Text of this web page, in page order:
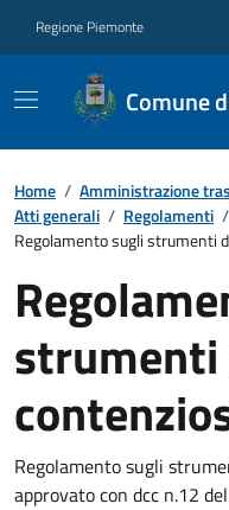
Regione Piemonte
Comune
Home / Amministrazione
Atti generali / Regolamenti /
Regolamento sugli strumenti
Regolamento sugli
approvato con dcc n.12